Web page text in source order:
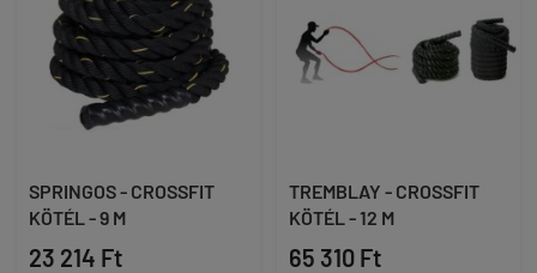
SPRINGOS - CROSSFIT
KÖTÉL - 9 M
23 214 Ft
TREMBLAY - CROSSFIT
KÖTÉL - 12 M
65 310 Ft